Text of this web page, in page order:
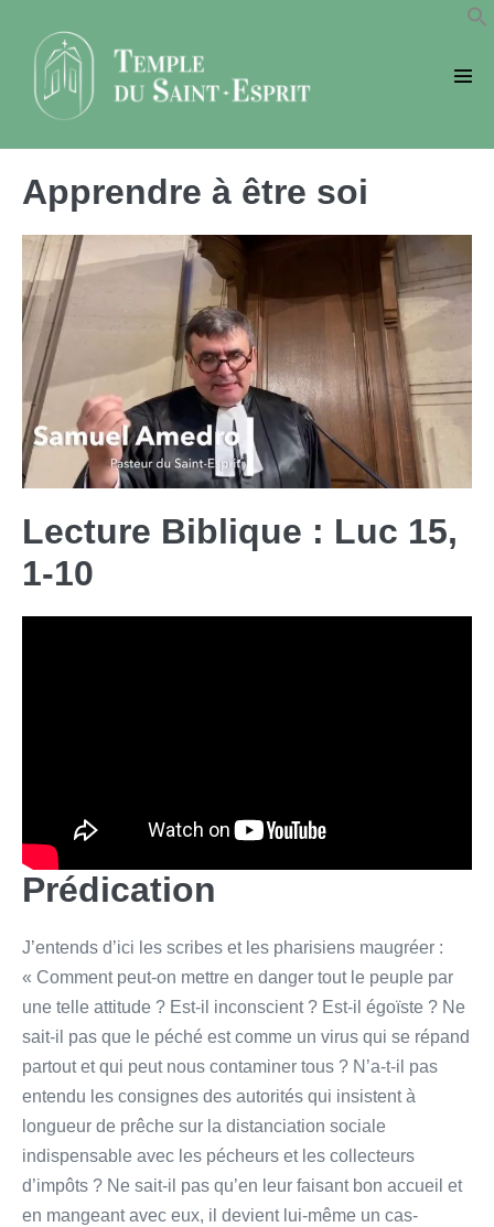
contenu
Apprendre à être soi
Lecture Biblique : Luc 15,
1-10
Prédication
J’entends d’ici les scribes et les pharisiens maugréer :
« Comment peut-on mettre en danger tout le peuple par
une telle attitude ? Est-il inconscient ? Est-il égoïste ? Ne
sait-il pas que le péché est comme un virus qui se répand
partout et qui peut nous contaminer tous ? N’a-t-il pas
entendu les consignes des autorités qui insistent à
longueur de prêche sur la distanciation sociale
indispensable avec les pécheurs et les collecteurs
d’impôts ? Ne sait-il pas qu’en leur faisant bon accueil et
en mangeant avec eux, il devient lui-même un cas-